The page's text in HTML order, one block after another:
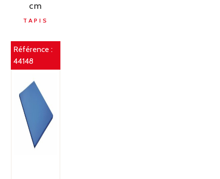
cm
TAPIS
Référence :
44148